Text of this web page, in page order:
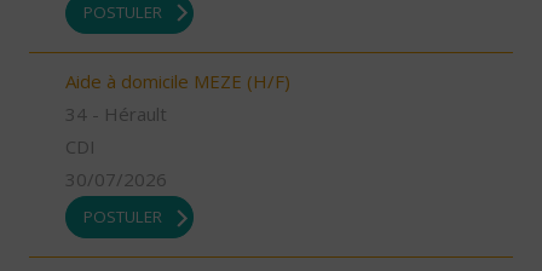
POSTULER
Aide à domicile MEZE (H/F)
34 - Hérault
CDI
30/07/2026
POSTULER